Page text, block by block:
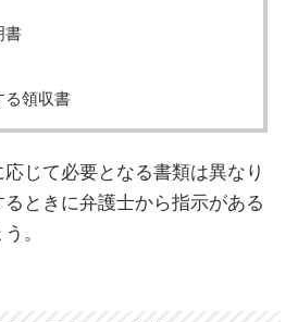
書
る領収書
じて必要となる書類は異なり
ときに弁護士から指示がある
。